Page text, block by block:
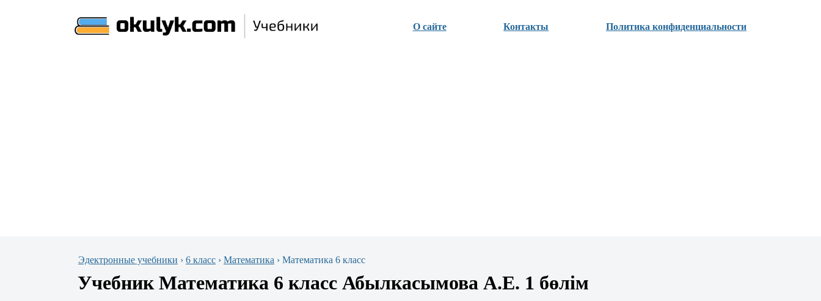
О сайте Контакты Политика конфиденциальности
Эдектронные учебники › 6 класс › Математика › Математика 6 класс
Учебник Математика 6 класс Абылкасымова А.Е. 1 бөлім